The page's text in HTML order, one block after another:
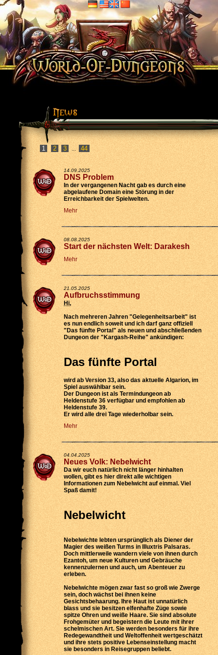
2 3 ... 44
14.09.2025
DNS Problem
In der vergangenen Nacht gab es durch eine
abgelaufene Domain eine Störung in der
Erreichbarkeit der Spielwelten.
Mehr
08.08.2025
Start der nächsten Welt: Darakesh
Mehr
21.05.2025
Aufbruchsstimmung
Hi,
Nach mehreren Jahren "Gelegenheitsarbeit" ist
es nun endlich soweit und ich darf ganz offiziell
"Das fünfte Portal" als neuen und abschließenden
Dungeon der "Kargash-Reihe" ankündigen:
Das fünfte Portal
wirdab Version 33, also das aktuelle Algarion, im
Spiel auswählbar sein.
Der Dungeon ist alsTermindungeon ab
Heldenstufe 36 verfügbar und empfohlen ab
Heldenstufe 39.
Er wirdalle drei Tage wiederholbarsein.
Mehr
04.04.2025
Neues Volk: Nebelwicht
Da wir euch natürlich nicht länger hinhalten
wollen, gibt es hier direkt alle wichtigen
Informationen zum Nebelwicht auf einmal. Viel
Spaß damit!
Nebelwicht
Nebelwichte lebten ursprünglich als Diener der
Magier des weißen Turms in Illuxtris Palsaras.
Doch mittlerweile wandern viele von ihnen durch
Ezantoh, um neue Kulturen und Gebräuche
kennenzulernen und auch, um Abenteuer zu
erleben.
Nebelwichte mögen zwar fast so groß wie Zwerge
sein, doch wächst bei ihnen keine
Gesichtsbehaarung. Ihre Haut ist unnatürlich
blass und sie besitzen elfenhafte Züge sowie
spitze Ohren und weiße Haare. Sie sind absolute
Frohgemüter und begeistern die Leute mit ihrer
schelmischen Art. Sie werden besonders für ihre
Redegewandtheit und Weltoffenheit wertgeschätzt
und ihre stets positive Lebenseinstellung macht
sie besonders in Reisegruppen beliebt.